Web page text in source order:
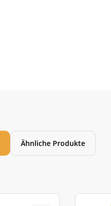
Ähnliche Produkte